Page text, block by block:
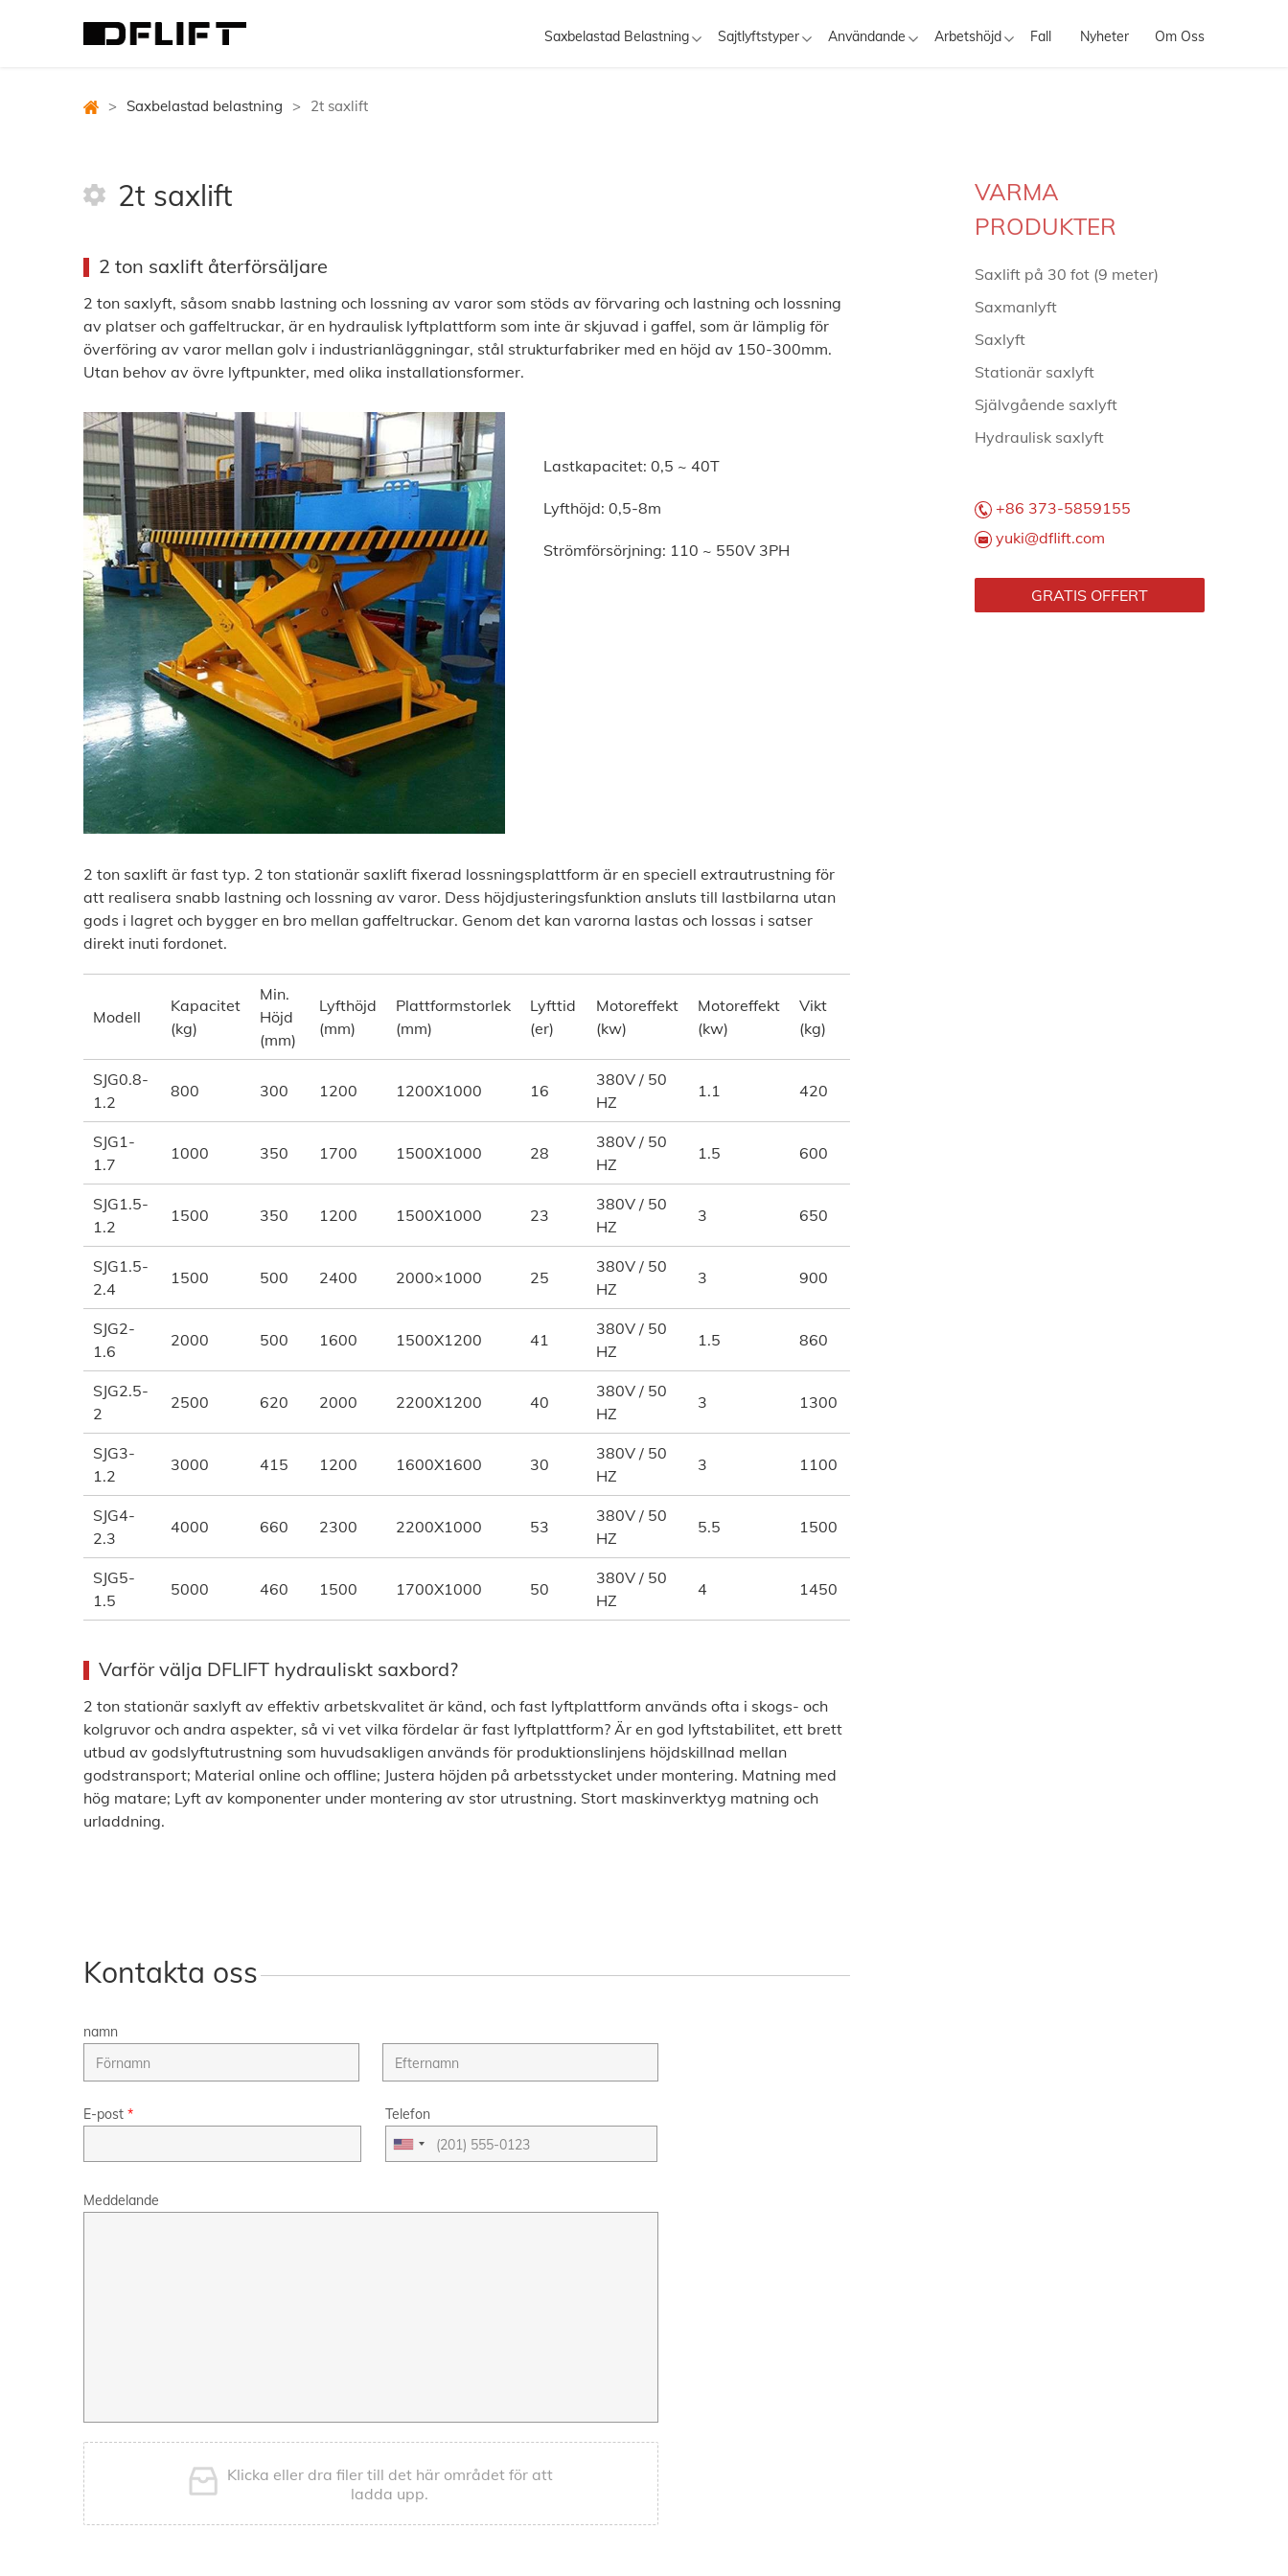
Saxbelastad Belastning Sajtlyftstyper Användande Arbetshöjd Fall Nyheter Om Oss
> Saxbelastad belastning > 2t saxlift
2t saxlift
2 ton saxlift återförsäljare
2 ton saxlyft, såsom snabb lastning och lossning av varor som stöds av förvaring och lastning och lossning
av platser och gaffeltruckar, är en hydraulisk lyftplattform som inte är skjuvad i gaffel, som är lämplig för
överföring av varor mellan golv i industrianläggningar, stål strukturfabriker med en höjd av 150-300mm.
Utan behov av övre lyftpunkter, med olika installationsformer.
Lastkapacitet: 0,5 ~ 40T
Lyfthöjd: 0,5-8m
Strömförsörjning: 110 ~ 550V 3PH
2 ton saxlift är fast typ. 2 ton stationär saxlift fixerad lossningsplattform är en speciell extrautrustning för
att realisera snabb lastning och lossning av varor. Dess höjdjusteringsfunktion ansluts till lastbilarna utan
gods i lagret och bygger en bro mellan gaffeltruckar. Genom det kan varorna lastas och lossas i satser
direkt inuti fordonet.
Modell
Kapacitet
(kg)
Min.
Höjd
(mm)
Lyfthöjd
(mm)
Plattformstorlek
(mm)
Lyfttid
(er)
Motoreffekt
(kw)
Motoreffekt
(kw)
Vikt
(kg)
SJG0.8-
1.2
800 300 1200 1200X1000 16
380V / 50
HZ
1.1 420
SJG1-
1.7
1000 350 1700 1500X1000 28
380V / 50
HZ
1.5 600
SJG1.5-
1.2
1500 350 1200 1500X1000 23
380V / 50
HZ
3 650
SJG1.5-
2.4
1500 500 2400 2000×1000 25
380V / 50
HZ
3 900
SJG2-
1.6
2000 500 1600 1500X1200 41
380V / 50
HZ
1.5 860
SJG2.5-
2
2500 620 2000 2200X1200 40
380V / 50
HZ
3 1300
SJG3-
1.2
3000 415 1200 1600X1600 30
380V / 50
HZ
3 1100
SJG4-
2.3
4000 660 2300 2200X1000 53
380V / 50
HZ
5.5 1500
SJG5-
1.5
5000 460 1500 1700X1000 50
380V / 50
HZ
4 1450
Varför välja DFLIFT hydrauliskt saxbord?
2 ton stationär saxlyft av effektiv arbetskvalitet är känd, och fast lyftplattform används ofta i skogs- och
kolgruvor och andra aspekter, så vi vet vilka fördelar är fast lyftplattform? Är en god lyftstabilitet, ett brett
utbud av godslyftutrustning som huvudsakligen används för produktionslinjens höjdskillnad mellan
godstransport; Material online och offline; Justera höjden på arbetsstycket under montering. Matning med
hög matare; Lyft av komponenter under montering av stor utrustning. Stort maskinverktyg matning och
urladdning.
Kontakta oss
namn
E-post * Telefon
Meddelande
Klicka eller dra filer till det här området för att
ladda upp.
VARMA
PRODUKTER
Saxlift på 30 fot (9 meter)
Saxmanlyft
Saxlyft
Stationär saxlyft
Självgående saxlyft
Hydraulisk saxlyft
+86 373-5859155
yuki@dflift.com
GRATIS OFFERT